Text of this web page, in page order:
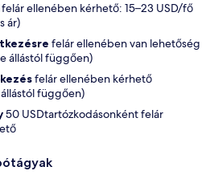
felár ellenében kérhető: 15–23 USD/fő
ár)
felár ellenében van lehetőség
állástól függően)
felár ellenében kérhető
függően)
50 USDtartózkodásonként felár